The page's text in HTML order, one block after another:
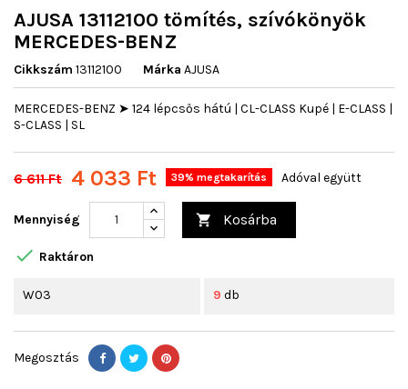
AJUSA 13112100 tömítés, szívókönyök
MERCEDES-BENZ
Cikkszám 13112100 Márka AJUSA
MERCEDES-BENZ ➤ 124 lépcsős hátú | CL-CLASS Kupé | E-CLASS |
S-CLASS | SL
6 611 Ft 4 033 Ft 39% megtakarítás Adóval együtt
Mennyiség  Kosárba
 Raktáron
W03 9 db
Megosztás